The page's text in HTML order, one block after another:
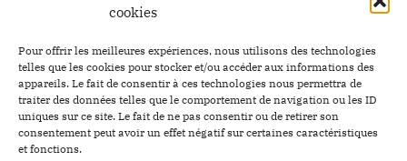
cookies
Pour offrir les meilleures expériences, nous utilisons des technologies
telles que les cookies pour stocker et/ou accéder aux informations des
appareils. Le fait de consentir à ces technologies nous permettra de
traiter des données telles que le comportement de navigation ou les ID
uniques sur ce site. Le fait de ne pas consentir ou de retirer son
consentement peut avoir un effet négatif sur certaines caractéristiques
et fonctions.
RESOURCES
CoinMarkecap
CoinGecKo
Intigration & API
Privacy & policy
Cryptoalaune
A propos de nous
Blog